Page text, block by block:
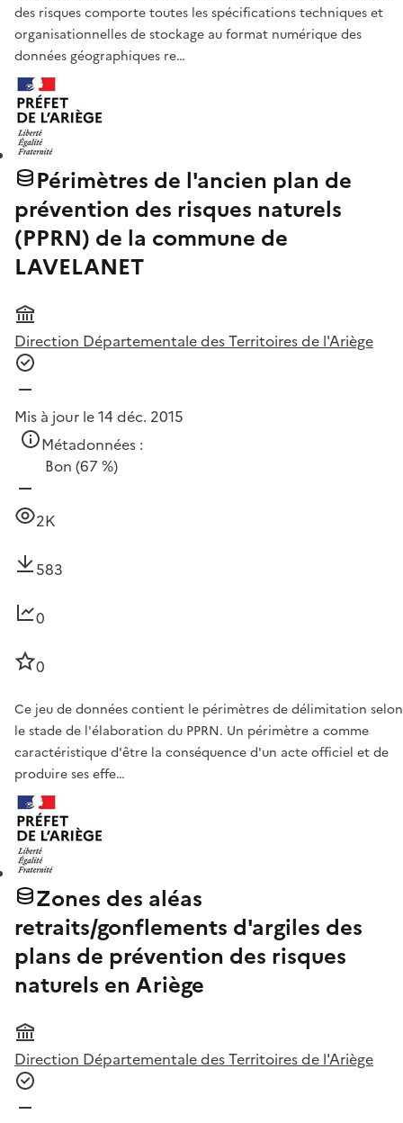
des risques comporte toutes les spécifications techniques et
organisationnelles de stockage au format numérique des
données géographiques re…
Périmètres de l'ancien plan de
prévention des risques naturels
(PPRN) de la commune de
LAVELANET
Direction Départementale des Territoires de l'Ariège
Mis à jour le 14 déc. 2015
Métadonnées :
Bon (67 %)
2K
583
0
0
Ce jeu de données contient le périmètres de délimitation selon
le stade de l'élaboration du PPRN. Un périmètre a comme
caractéristique d'être la conséquence d'un acte officiel et de
produire ses effe…
Zones des aléas
retraits/gonflements d'argiles des
plans de prévention des risques
naturels en Ariège
Direction Départementale des Territoires de l'Ariège